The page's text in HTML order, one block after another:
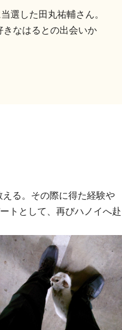
選した田丸祐輔さん。
きなはるとの出会いか
る。その際に得た経験や
トとして、再びハノイへ赴